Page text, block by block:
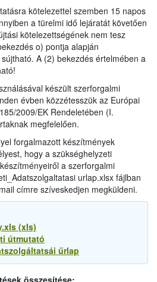
kötelezettel szemben 15 napos
a türelmi idő lejáratát követően
kötelezettségének nem tesz
o) pontja alapján
A (2) bekezdés értelmében a
készült szerforgalmi
évben közzétesszük az Európai
2009/EK Rendeletében (I.
megfelelően.
forgalmazott készítmények
hogy a szükséghelyzeti
a szerforgalmi
urlap.xlsx fájlban
címre szíveskedjen megküldeni.
(xls)
útmutató
űrlap